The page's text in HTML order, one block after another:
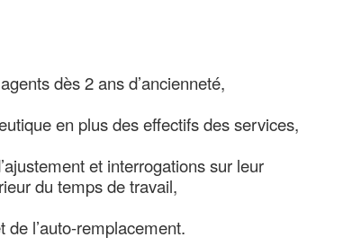
dès 2 ans d’ancienneté,
en plus des effectifs des services,
et interrogations sur leur
du temps de travail,
l’auto-remplacement.